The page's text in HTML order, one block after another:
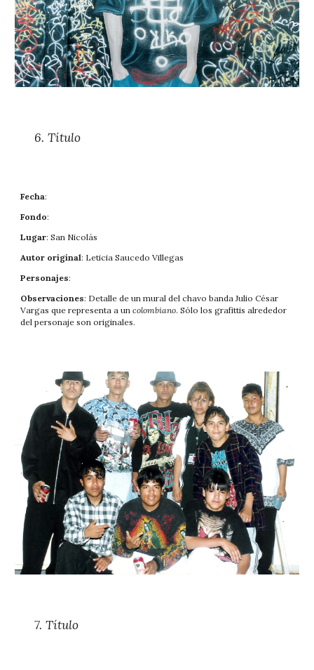
6. Título
Fecha:
Fondo:
Lugar: San Nicolás
Autor original: Leticia Saucedo Villegas
Personajes:
Observaciones: Detalle de un mural del chavo banda Julio César
Vargas que representa a un colombiano. Sólo los grafittis alrededor
del personaje son originales.
7. Título